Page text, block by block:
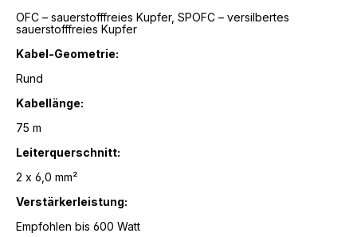
OFC – sauerstofffreies Kupfer, SPOFC – versilbertes
sauerstofffreies Kupfer
Kabel-Geometrie:
Rund
Kabellänge:
75 m
Leiterquerschnitt:
2 x 6,0 mm²
Verstärkerleistung:
Empfohlen bis 600 Watt